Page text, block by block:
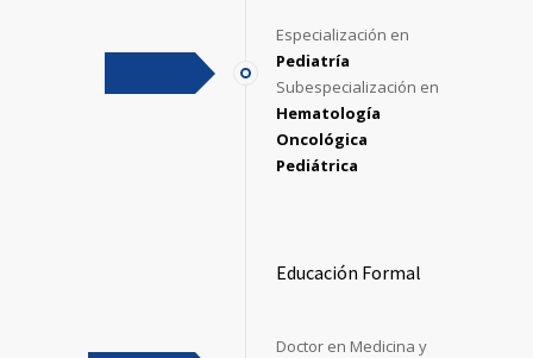
Especialización en
Pediatría
Subespecialización en
Hematología
Oncológica
Pediátrica
Educación Formal
Doctor en Medicina y